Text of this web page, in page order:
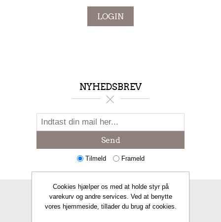
LOGIN
NYHEDSBREV
Send
Tilmeld Frameld
KONTAKT OS
Cookies hjælper os med at holde styr på
varekurv og andre services. Ved at benytte
vores hjemmeside, tillader du brug af cookies.